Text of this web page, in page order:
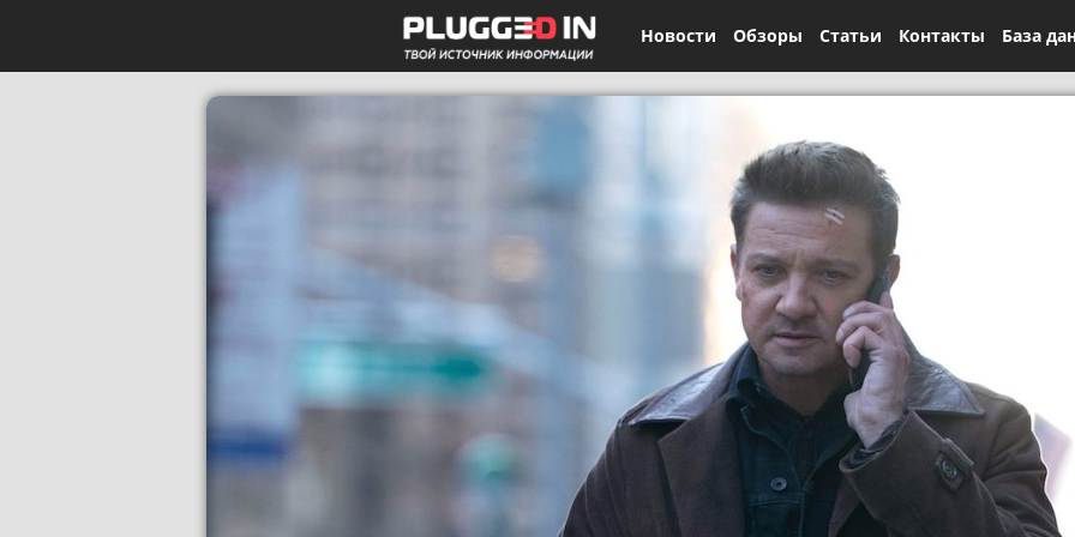
Новости Обзоры Статьи Контакты База